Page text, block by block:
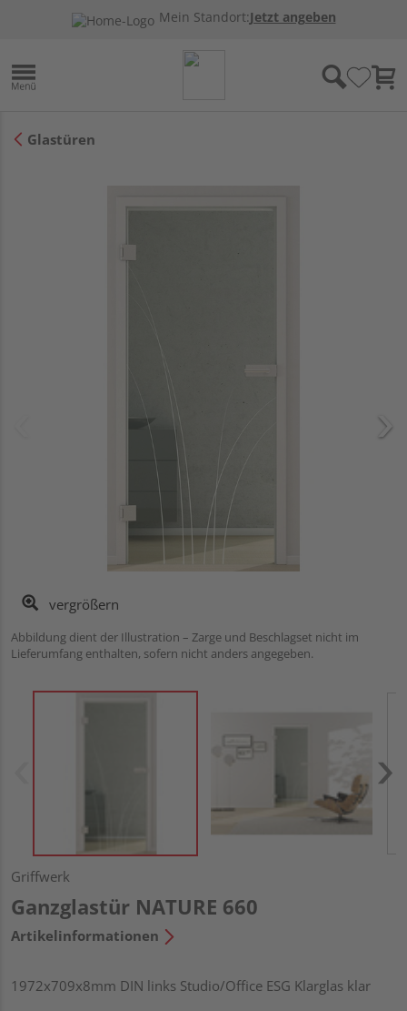
Mein Standort:Jetzt angeben
Glastüren
vergrößern
Abbildung dient der Illustration – Zarge und Beschlagset nicht im
Lieferumfang enthalten, sofern nicht anders angegeben.
Griffwerk
Ganzglastür NATURE 660
Artikelinformationen
1972x709x8mm DIN links Studio/Office ESG Klarglas klar